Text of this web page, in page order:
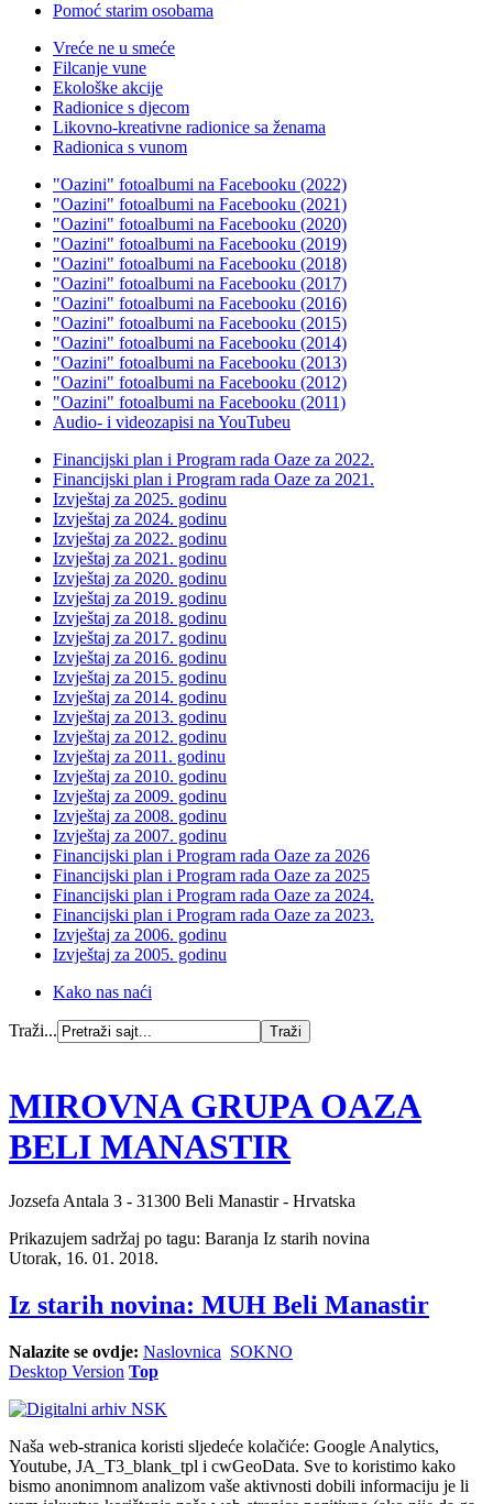
Pomoć starim osobama
Vreće ne u smeće
Filcanje vune
Ekološke akcije
Radionice s djecom
Likovno-kreativne radionice sa ženama
Radionica s vunom
"Oazini" fotoalbumi na Facebooku (2022)
"Oazini" fotoalbumi na Facebooku (2021)
"Oazini" fotoalbumi na Facebooku (2020)
"Oazini" fotoalbumi na Facebooku (2019)
"Oazini" fotoalbumi na Facebooku (2018)
"Oazini" fotoalbumi na Facebooku (2017)
"Oazini" fotoalbumi na Facebooku (2016)
"Oazini" fotoalbumi na Facebooku (2015)
"Oazini" fotoalbumi na Facebooku (2014)
"Oazini" fotoalbumi na Facebooku (2013)
"Oazini" fotoalbumi na Facebooku (2012)
"Oazini" fotoalbumi na Facebooku (2011)
Audio- i videozapisi na YouTubeu
Financijski plan i Program rada Oaze za 2022.
Financijski plan i Program rada Oaze za 2021.
Izvještaj za 2025. godinu
Izvještaj za 2024. godinu
Izvještaj za 2022. godinu
Izvještaj za 2021. godinu
Izvještaj za 2020. godinu
Izvještaj za 2019. godinu
Izvještaj za 2018. godinu
Izvještaj za 2017. godinu
Izvještaj za 2016. godinu
Izvještaj za 2015. godinu
Izvještaj za 2014. godinu
Izvještaj za 2013. godinu
Izvještaj za 2012. godinu
Izvještaj za 2011. godinu
Izvještaj za 2010. godinu
Izvještaj za 2009. godinu
Izvještaj za 2008. godinu
Izvještaj za 2007. godinu
Financijski plan i Program rada Oaze za 2026
Financijski plan i Program rada Oaze za 2025
Financijski plan i Program rada Oaze za 2024.
Financijski plan i Program rada Oaze za 2023.
Izvještaj za 2006. godinu
Izvještaj za 2005. godinu
Kako nas naći
Traži...
MIROVNA GRUPA OAZA
BELI MANASTIR
Jozsefa Antala 3 - 31300 Beli Manastir - Hrvatska
Prikazujem sadržaj po tagu: Baranja Iz starih novina
Utorak, 16. 01. 2018.
Iz starih novina: MUH Beli Manastir
Nalazite se ovdje: Naslovnica SOKNO
Desktop Version Top
Naša web-stranica koristi sljedeće kolačiće: Google Analytics,
Youtube, JA_T3_blank_tpl i cwGeoData. Sve to koristimo kako
bismo anonimnom analizom vaše aktivnosti dobili informaciju je li